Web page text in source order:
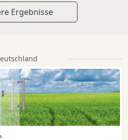
Ergebnisse